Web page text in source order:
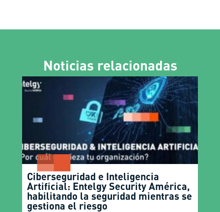
Noticias relacionadas
Ciberseguridad e Inteligencia
Artificial: Entelgy Security América,
habilitando la seguridad mientras se
gestiona el riesgo